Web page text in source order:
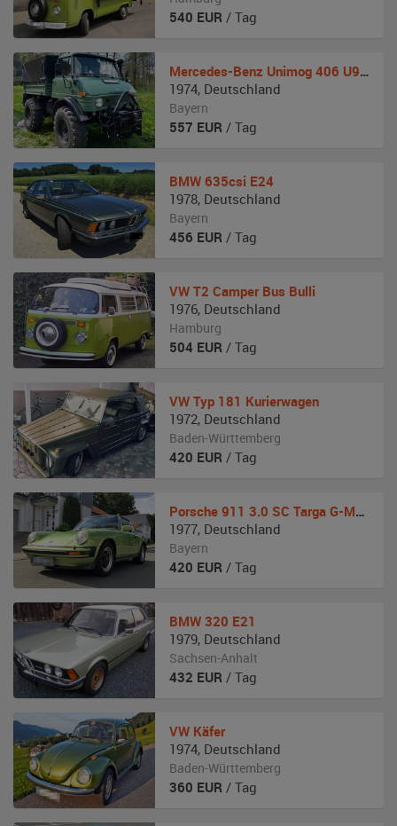
540 EUR / Tag
Mercedes-Benz Unimog 406 U900
1974, Deutschland
Bayern
557 EUR / Tag
BMW 635csi E24
1978, Deutschland
Bayern
456 EUR / Tag
VW T2 Camper Bus Bulli
1976, Deutschland
Hamburg
504 EUR / Tag
VW Typ 181 Kurierwagen
1972, Deutschland
Baden-Württemberg
420 EUR / Tag
Porsche 911 3.0 SC Targa G-Modell
1977, Deutschland
Bayern
420 EUR / Tag
BMW 320 E21
1979, Deutschland
Sachsen-Anhalt
432 EUR / Tag
VW Käfer
1974, Deutschland
Baden-Württemberg
360 EUR / Tag